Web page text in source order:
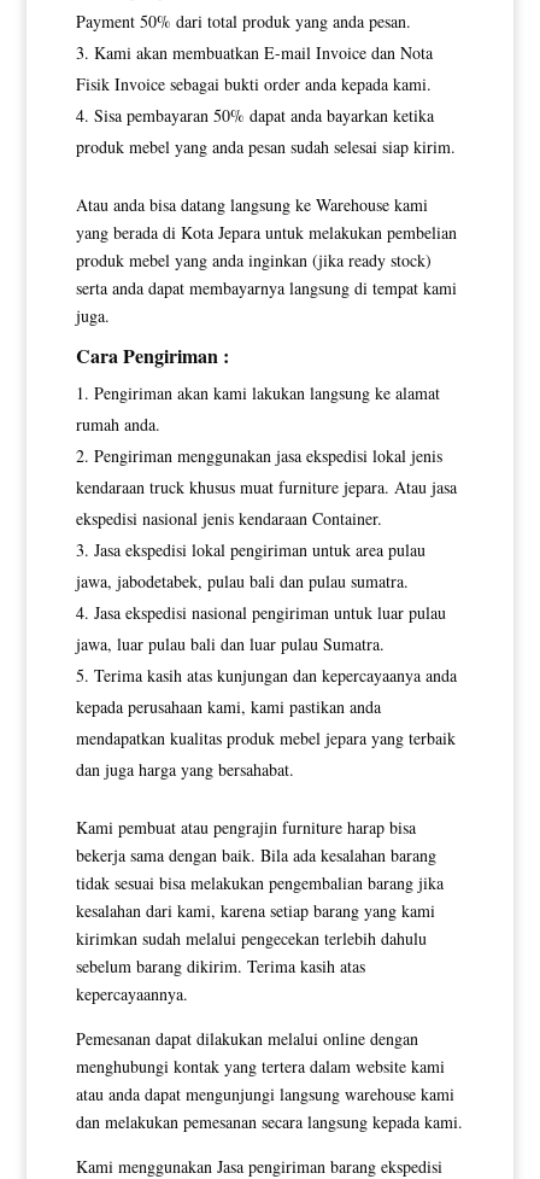
Payment 50% dari total produk yang anda pesan.
Kami akan membuatkan E-mail Invoice dan Nota
Fisik Invoice sebagai bukti order anda kepada kami.
Sisa pembayaran 50% dapat anda bayarkan ketika
produk mebel yang anda pesan sudah selesai siap kirim.
Atau anda bisa datang langsung ke Warehouse kami
yang berada di Kota Jepara untuk melakukan pembelian
produk mebel yang anda inginkan (jika ready stock)
serta anda dapat membayarnya langsung di tempat kami
juga.
Cara Pengiriman :
Pengiriman akan kami lakukan langsung ke alamat
rumah anda.
Pengiriman menggunakan jasa ekspedisi lokal jenis
kendaraan truck khusus muat furniture jepara. Atau jasa
ekspedisi nasional jenis kendaraan Container.
Jasa ekspedisi lokal pengiriman untuk area pulau
jawa, jabodetabek, pulau bali dan pulau sumatra.
Jasa ekspedisi nasional pengiriman untuk luar pulau
jawa, luar pulau bali dan luar pulau Sumatra.
Terima kasih atas kunjungan dan kepercayaanya anda
kepada perusahaan kami, kami pastikan anda
mendapatkan kualitas produk mebel jepara yang terbaik
dan juga harga yang bersahabat.
Kami pembuat atau pengrajin furniture harap bisa
bekerja sama dengan baik. Bila ada kesalahan barang
tidak sesuai bisa melakukan pengembalian barang jika
kesalahan dari kami, karena setiap barang yang kami
kirimkan sudah melalui pengecekan terlebih dahulu
sebelum barang dikirim. Terima kasih atas
kepercayaannya.
Pemesanan dapat dilakukan melalui online dengan
menghubungi kontak yang tertera dalam website kami
atau anda dapat mengunjungi langsung warehouse kami
dan melakukan pemesanan secara langsung kepada kami.
Kami menggunakan Jasa pengiriman barang ekspedisi